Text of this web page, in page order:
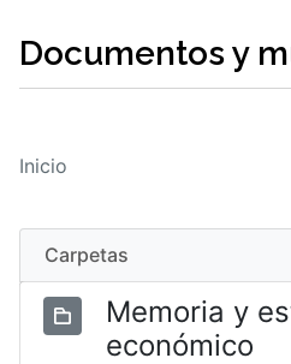
Documentos y
Inicio
Carpetas
Memoria y
económico